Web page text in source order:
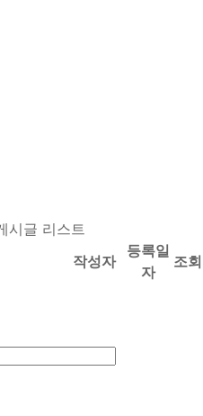
시글 리스트
작성자
등록일
자
조회